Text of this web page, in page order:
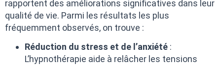
rapportent des améliorations significatives dans leur
qualité de vie. Parmi les résultats les plus
fréquemment observés, on trouve :
Réduction du stress et de l’anxiété :
L’hypnothérapie aide à relâcher les tensions